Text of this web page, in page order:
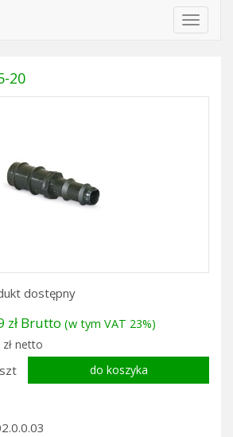
Toggle
20
dostępny
zł Brutto (w tym VAT 23%)
zł netto
szt